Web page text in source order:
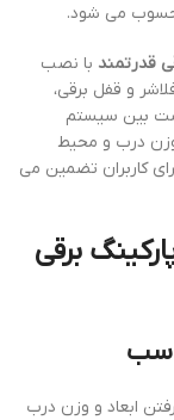
می شود.
قدرتمند با نصب
و قفل برقی،
بین سیستم
وزن درب و محیط
کاربران تضمین می
برقی
ابعاد و وزن درب